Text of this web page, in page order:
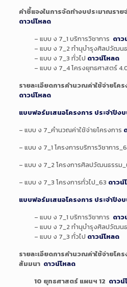
คำชี้แจงในการจัดทำงบประมาณราย
ดาวน์โหลด
– แบบ ง 7_1 บริการวิชาการ ดาว
– แบบ ง 7_2 ทำนุบำรุงศิลปวัฒน
– แบบ ง 7_3 ทั่วไป ดาวน์โหลด
– แบบ ง 7_4 โครงยุทธศาสตร์
รายละเอียดการคำนวณค่าใช้จ่ายโค
ดาวน์โหลด
แบบฟอร์มเสนอโครงการ ประจำปีง
– แบบ ง 7_คำนวณค่าใช้จ่ายโครงการ
– แบบ ง 7_1 โครงการบริการวิชาการ
– แบบ ง 7_2 โครงการศิลปวัฒนธรรม
– แบบ ง 7_3 โครงการทั่วไป_63 ดาวน์
แบบฟอร์มเสนอโครงการ ประจำปีง
– แบบ ง 7_1 บริการวิชาการ ดาว
– แบบ ง 7_2 ทำนุบำรุงศิลปวัฒน
– แบบ ง 7_3 ทั่วไป ดาวน์โหลด
รายละเอียดการคำนวณค่าใช้จ่ายโค
สัมมนา ดาวน์โหลด
10 ยุทธศาสตร์ แผนฯ 12 ดาวน์